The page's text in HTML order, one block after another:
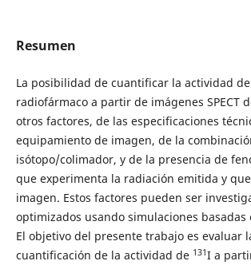
Resumen
La posibilidad de cuantificar la actividad
radiofármaco a partir de imágenes SPECT
otros factores, de las especificaciones
equipamiento de imagen, de la
isótopo/colimador, y de la presencia de
que experimenta la radiación emitida y
imagen. Estos factores pueden ser
optimizados usando simulaciones basadas
El objetivo del presente trabajo es evaluar
cuantificación de la actividad de 131I a